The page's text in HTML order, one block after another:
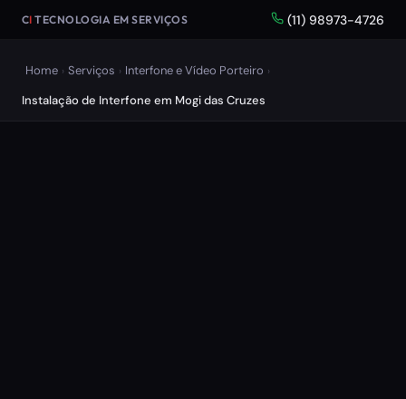
CI TECNOLOGIA EM SERVIÇOS (11) 98973-4726
Home › Serviços › Interfone e Vídeo Porteiro ›
Instalação de Interfone em Mogi das Cruzes